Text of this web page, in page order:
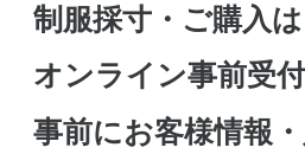
制服採寸・ご購入
オンライン事前受
事前にお客様情報